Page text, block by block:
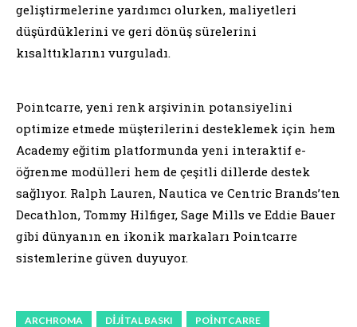
geliştirmelerine yardımcı olurken, maliyetleri
düşürdüklerini ve geri dönüş sürelerini
kısalttıklarını vurguladı.
Pointcarre, yeni renk arşivinin potansiyelini
optimize etmede müşterilerini desteklemek için hem
Academy eğitim platformunda yeni interaktif e-
öğrenme modülleri hem de çeşitli dillerde destek
sağlıyor. Ralph Lauren, Nautica ve Centric Brands’ten
Decathlon, Tommy Hilfiger, Sage Mills ve Eddie Bauer
gibi dünyanın en ikonik markaları Pointcarre
sistemlerine güven duyuyor.
ARCHROMA DIJITAL BASKI
POINTCARRE